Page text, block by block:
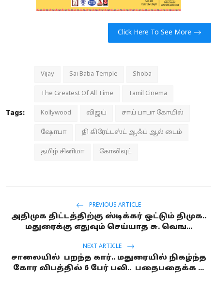
Click Here To See More
Tags:
Vijay Sai Baba Temple Shoba
The Greatest Of All Time Tamil Cinema
Kollywood விஜய் சாய் பாபா கோயில்
ஷோபா தி கிரேட்டஸ்ட் ஆஃப் ஆல் டைம்
தமிழ் சினிமா கோலிவுட்
PREVIOUS ARTICLE
அதிமுக திட்டத்திற்கு ஸ்டிக்கர் ஒட்டும் திமுக..
மதுரைக்கு எதுவும் செய்யாத சு. வெங...
NEXT ARTICLE
சாலையில் பறந்த கார்.. மதுரையில் நிகழ்ந்த
கோர விபத்தில் 6 பேர் பலி.. பதைபதைக்க ...